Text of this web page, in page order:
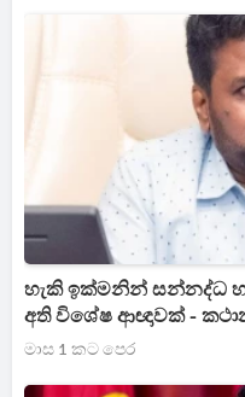
හැකි ඉක්මනින් සන්නද්ධ
අති විශේෂ ආඥාවක් -
දැනුම්දීමක්
මාස 1 කට පෙර